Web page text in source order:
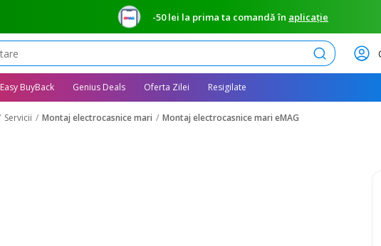
-50 lei la prima ta comandă în aplicație
Caută
Easy BuyBack Genius Deals Oferta Zilei Resigilate
Servicii Montaj electrocasnice mari Montaj electrocasnice mari eMAG